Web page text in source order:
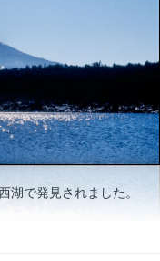
湖で発見されました。